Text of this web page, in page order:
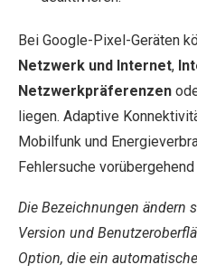
Bei Google-Pixel-Geräten
Netzwerk und Internet,
Netzwerkpräferenzen
liegen. Adaptive
Mobilfunk und
Fehlersuche
Die Bezeichnungen ändern
Version und
Option, die ein